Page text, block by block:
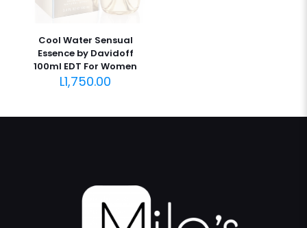
Cool Water Sensual
Essence by Davidoff
100ml EDT For Women
L1,750.00